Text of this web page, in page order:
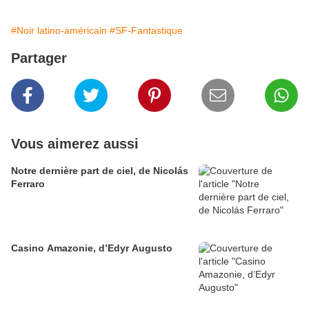
#Noir latino-américain #SF-Fantastique
Partager
Vous aimerez aussi
Notre dernière part de ciel, de Nicolás
Ferraro
Casino Amazonie, d’Edyr Augusto